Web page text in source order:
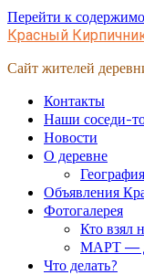
Перейти к
Красный
Сайт жителей
Контакты
Наши соседи-
Новости
О деревне
География
Объявления
Фотогалерея
Кто взял
МАРТ —
Что делать?